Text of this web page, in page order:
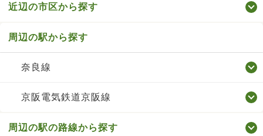
近辺の市区から探す
周辺の駅から探す
奈良線
京阪電気鉄道京阪線
周辺の駅の路線から探す